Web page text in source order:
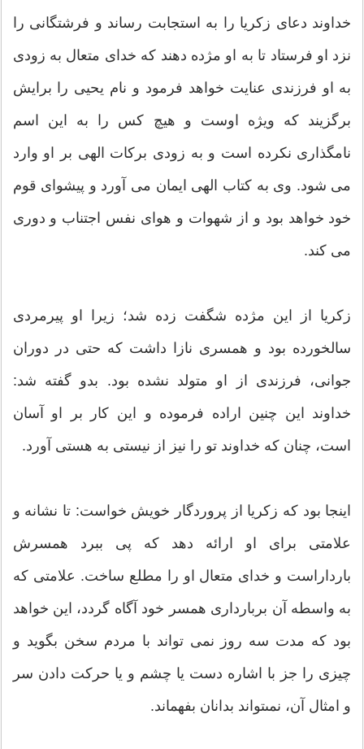
خداوند دعاى زکریا را به استجابت رساند و فرشتگانى را
نزد او فرستاد تا به او مژده دهند که خداى متعال به زودى
به او فرزندى عنایت خواهد فرمود و نام یحیى را برایش
برگزیند که ویژه اوست و هیچ کس را به این اسم
نام‏گذارى نکرده است و به ‏زودى برکات الهى بر او وارد
مى‏ شود. وى به کتاب الهى ایمان مى‏ آورد و پیشواى قوم
خود خواهد بود و از شهوات و هواى نفس اجتناب و دورى
مى‏ کند.
زکریا از این مژده شگفت‏ زده شد؛ زیرا او پیرمردى
سالخورده بود و همسرى نازا داشت که حتى در دوران
جوانى، فرزندى از او متولد نشده بود. بدو گفته شد:
خداوند این چنین اراده فرموده و این کار بر او آسان
است، چنان که خداوند تو را نیز از نیستى به هستى آورد.
اینجا بود که زکریا از پروردگار خویش خواست: تا نشانه و
علامتى براى او ارائه دهد که پى‏ ببرد همسرش
بارداراست و خداى متعال او را مطلع ساخت. علامتى که
به واسطه آن برباردارى همسر خود آگاه گردد، این خواهد
بود که مدت سه روز نمى‏ تواند با مردم سخن بگوید و
چیزى را جز با اشاره دست یا چشم و یا حرکت دادن سر
و امثال آن، نمى‏تواند بدانان بفهماند.